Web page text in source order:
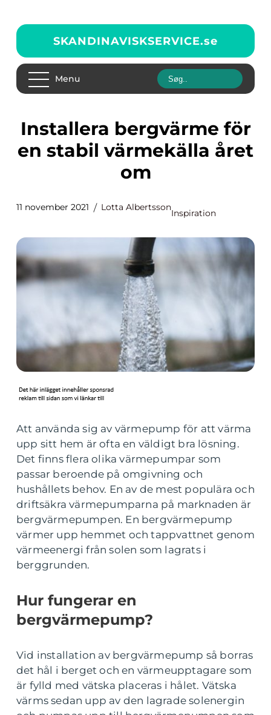
SKANDINAVISKSERVICE.se
Menu
Installera bergvärme för
en stabil värmekälla året
om
11 november 2021 Lotta Albertsson
Inspiration
Att använda sig av värmepump för att värma
upp sitt hem är ofta en väldigt bra lösning.
Det finns flera olika värmepumpar som
passar beroende på omgivning och
hushållets behov. En av de mest populära och
driftsäkra värmepumparna på marknaden är
bergvärmepumpen. En bergvärmepump
värmer upp hemmet och tappvattnet genom
värmeenergi från solen som lagrats i
berggrunden.
Hur fungerar en
bergvärmepump?
Vid installation av bergvärmepump så borras
det hål i berget och en värmeupptagare som
är fylld med vätska placeras i hålet. Vätska
värms sedan upp av den lagrade solenergin